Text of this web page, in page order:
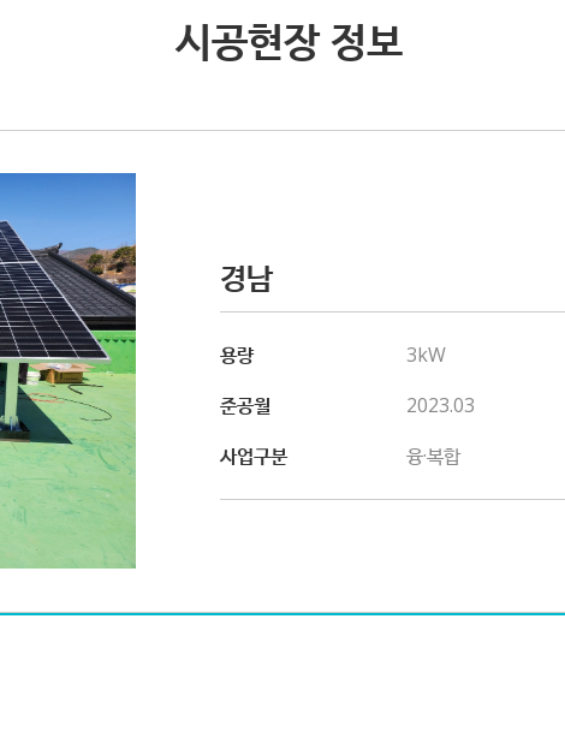
시공현장 정보
경남
용량
3kW
준공월
2023.03
사업구분
융·복합